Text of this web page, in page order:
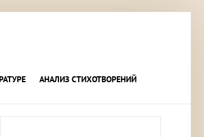
АНАЛИЗ СТИХОТВОРЕНИЙ